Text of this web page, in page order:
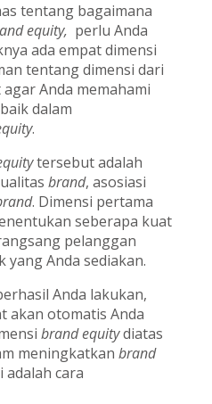
tentang bagaimana
equity, perlu Anda
ada empat dimensi
tentang dimensi dari
Anda memahami
dalam
.
tersebut adalah
brand, asosiasi
. Dimensi pertama
seberapa kuat
pelanggan
Anda sediakan.
Anda lakukan,
akan otomatis Anda
brand equitydiatas
meningkatkan brand
cara